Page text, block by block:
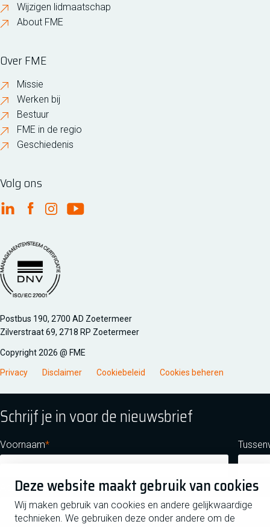
Deze website maakt gebruik van cookies
Wij maken gebruik van cookies en andere gelijkwaardige
technieken. We gebruiken deze onder andere om de
Wijzigen lidmaatschap
About FME
Over FME
Missie
Werken bij
Bestuur
FME in de regio
Geschiedenis
Volg ons
FME Linkedin
FME Facebook
FME Instagram
FME Youtube
Managementsyteem certificatie DNV iso/iec 27001
Postbus 190, 2700 AD Zoetermeer
Zilverstraat 69, 2718 RP Zoetermeer
Copyright 2026 @ FME
Privacy Disclaimer Cookiebeleid Cookies beheren
Schrijf je in voor de nieuwsbrief
Voornaam
Achternaam